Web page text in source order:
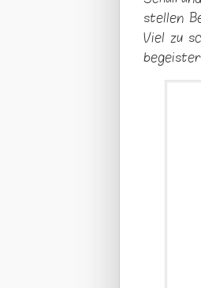
stellen
Viel zu